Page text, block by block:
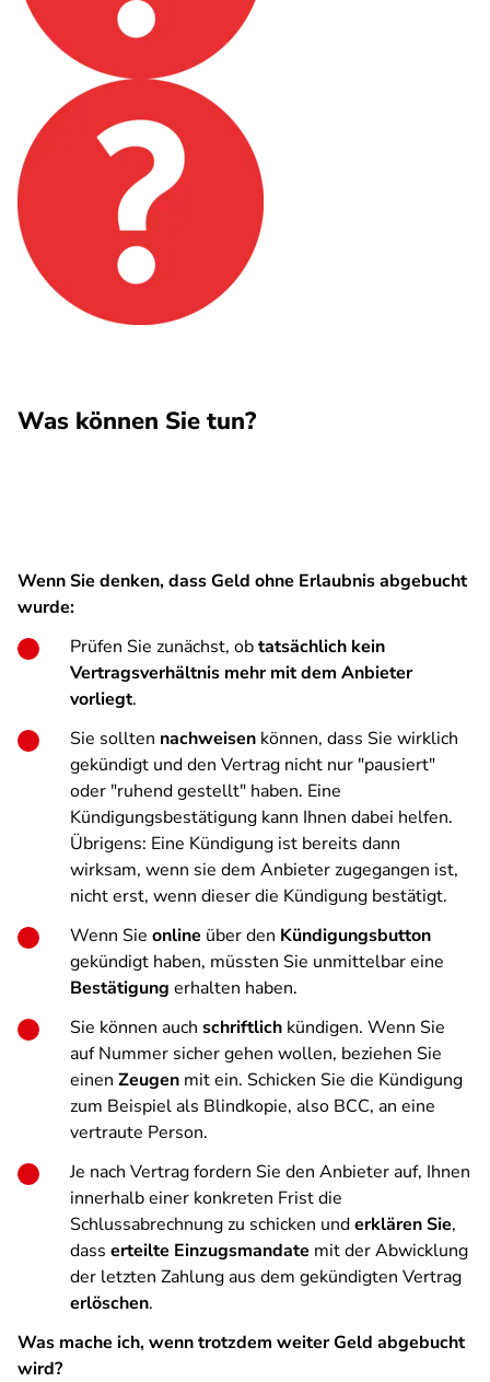
Was können Sie tun?
Wenn Sie denken, dass Geld ohne Erlaubnis abgebucht
wurde:
Prüfen Sie zunächst, obtatsächlich kein
Vertragsverhältnis mehr mit dem Anbieter
vorliegt.
Sie sollten nachweisen können, dass Sie wirklich
gekündigt und den Vertrag nicht nur "pausiert"
oder "ruhend gestellt" haben. Eine
Kündigungsbestätigung kann Ihnen dabei helfen.
Übrigens: Eine Kündigung ist bereits dann
wirksam, wenn sie dem Anbieter zugegangen ist,
nicht erst, wenn dieser die Kündigung bestätigt.
Wenn Sie online über den Kündigungsbutton
gekündigt haben, müssten Sie unmittelbar eine
Bestätigung erhalten haben.
Sie können auch schriftlich kündigen. Wenn Sie
auf Nummer sicher gehen wollen, beziehen Sie
einen Zeugen mit ein. Schicken Sie die Kündigung
zum Beispiel als Blindkopie, also BCC, an eine
vertraute Person.
Je nach Vertrag fordern Sie den Anbieter auf, Ihnen
innerhalb einer konkreten Frist die
Schlussabrechnung zu schicken underklären Sie,
dass erteilte Einzugsmandate mit der Abwicklung
der letzten Zahlung aus dem gekündigten Vertrag
erlöschen.
Was mache ich, wenn trotzdem weiter Geld abgebucht
wird?